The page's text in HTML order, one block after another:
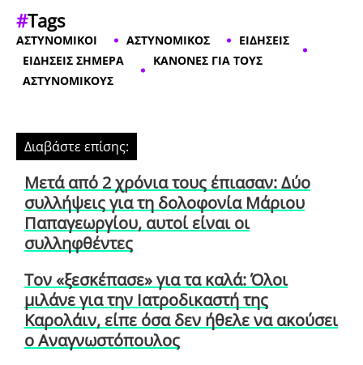
#Tags
ΑΣΤΥΝΟΜΙΚΟΙ ΑΣΤΥΝΟΜΙΚΟΣ
ΕΙΔΗΣΕΙΣ
ΕΙΔΗΣΕΙΣ ΣΗΜΕΡΑ
ΚΑΝΟΝΕΣ ΓΙΑ ΤΟΥΣ
ΑΣΤΥΝΟΜΙΚΟΥΣ
Διαβάστε επίσης:
Μετά από 2 χρόνια τους έπιασαν: Δύο
συλλήψεις για τη δολοφονία Μάριου
Παπαγεωργίου, αυτοί είναι οι
συλληφθέντες
Τον «ξεσκέπασε» για τα καλά: Όλοι
μιλάνε για την Ιατροδικαστή της
Καρολάιν, είπε όσα δεν ήθελε να ακούσει
ο Αναγνωστόπουλος